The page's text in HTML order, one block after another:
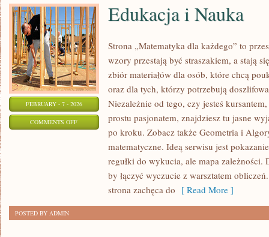
FEBRUARY - 7 - 2026
COMMENTS OFFON
Edukacja i Nauka
Strona „Matematyka dla każdego” to
wzory przestają być straszakiem, a stają
zbiór materiałów dla osób, które chcą
oraz dla tych, którzy potrzebują
Niezależnie od tego, czy jesteś
prostu pasjonatem, znajdziesz tu jasne
po kroku. Zobacz także Geometria i
matematyczne. Ideą serwisu jest
regułki do wykucia, ale mapa zależności.
by łączyć wyczucie z warsztatem
strona zachęca do [ Read More ]
POSTED BY ADMIN